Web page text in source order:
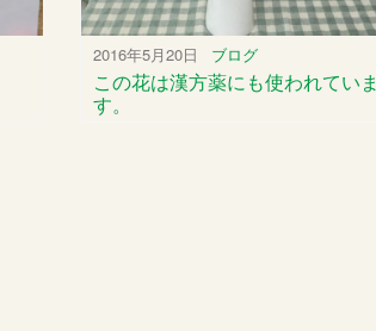
2016年5月20日 ブログ
この花は漢方薬にも使われていま
す。